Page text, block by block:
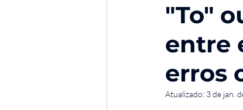
"To"
entre
erros
Atualizado: 3 de jan.